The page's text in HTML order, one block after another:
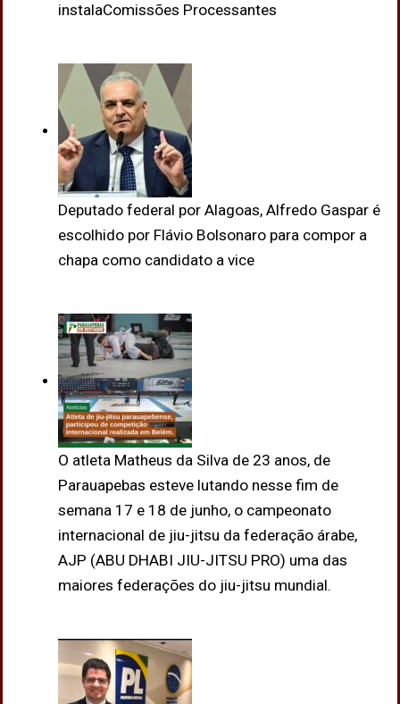
instalaComissões Processantes
Deputado federal por Alagoas, Alfredo Gaspar é
escolhido por Flávio Bolsonaro para compor a
chapa como candidato a vice
O atleta Matheus da Silva de 23 anos, de
Parauapebas esteve lutando nesse fim de
semana 17 e 18 de junho, o campeonato
internacional de jiu-jitsu da federação árabe,
AJP (ABU DHABI JIU-JITSU PRO) uma das
maiores federações do jiu-jitsu mundial.